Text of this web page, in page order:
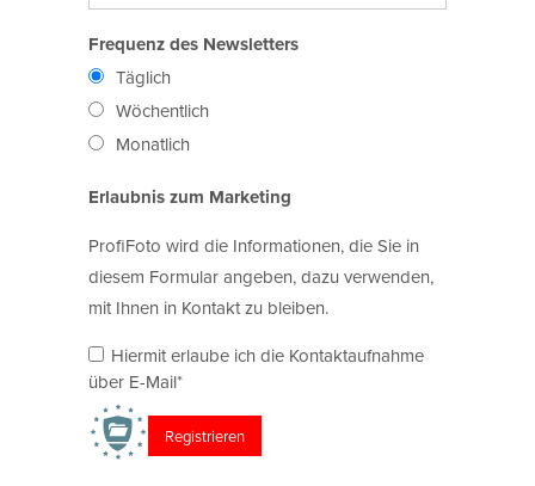
Frequenz des Newsletters
Täglich
Wöchentlich
Monatlich
Erlaubnis zum Marketing
ProfiFoto wird die Informationen, die Sie in
diesem Formular angeben, dazu verwenden,
mit Ihnen in Kontakt zu bleiben.
Hiermit erlaube ich die Kontaktaufnahme
über E-Mail*